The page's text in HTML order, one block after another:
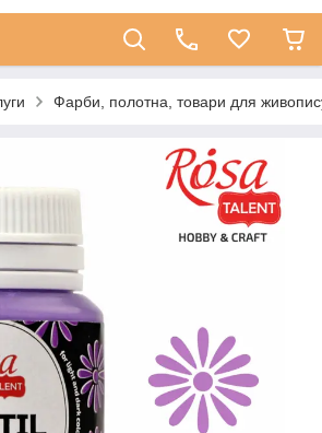
Фарби, полотна, товари для